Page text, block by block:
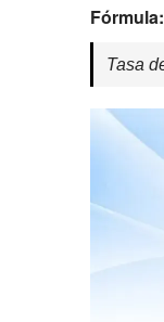
Fórmula:
Tasa